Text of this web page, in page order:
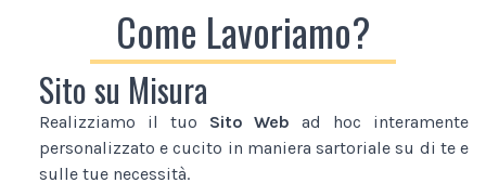
Come Lavoriamo?
Sito su Misura
Realizziamo il tuo Sito Web ad hoc interamente
personalizzato e cucito in maniera sartoriale su di te e
sulle tue necessità.